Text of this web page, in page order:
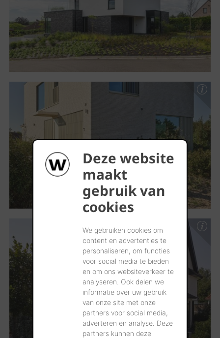
Deze website
maakt
gebruik van
cookies
We gebruiken cookies om
content en advertenties te
personaliseren, om functies
voor social media te bieden
en om ons websiteverkeer te
analyseren. Ook delen we
informatie over uw gebruik
van onze site met onze
partners voor social media,
adverteren en analyse. Deze
partners kunnen deze